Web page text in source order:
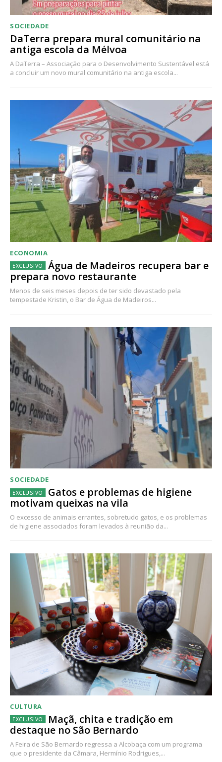
SOCIEDADE
DaTerra prepara mural comunitário na
antiga escola da Mélvoa
A DaTerra – Associação para o Desenvolvimento Sustentável está
a concluir um novo mural comunitário na antiga escola...
ECONOMIA
Água de Madeiros recupera bar e
prepara novo restaurante
Menos de seis meses depois de ter sido devastado pela
tempestade Kristin, o Bar de Água de Madeiros...
SOCIEDADE
Gatos e problemas de higiene
motivam queixas na vila
O excesso de animais errantes, sobretudo gatos, e os problemas
de higiene associados foram levados à reunião da...
CULTURA
Maçã, chita e tradição em
destaque no São Bernardo
A Feira de São Bernardo regressa a Alcobaça com um programa
que o presidente da Câmara, Hermínio Rodrigues,...